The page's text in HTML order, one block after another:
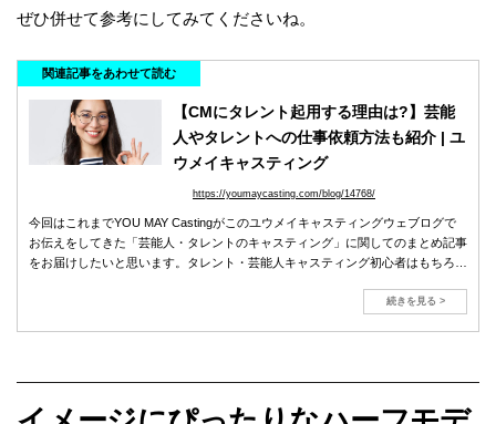
ぜひ併せて参考にしてみてくださいね。
関連記事をあわせて読む
【CMにタレント起用する理由は?】芸能
人やタレントへの仕事依頼方法も紹介 | ユ
ウメイキャスティング
https://youmaycasting.com/blog/14768/
今回はこれまでYOU MAY Castingがこのユウメイキャスティングウェブログで
お伝えをしてきた「芸能人・タレントのキャスティング」に関してのまとめ記事
をお届けしたいと思います。タレント・芸能人キャスティング初心者はもちろ
続きを見る >